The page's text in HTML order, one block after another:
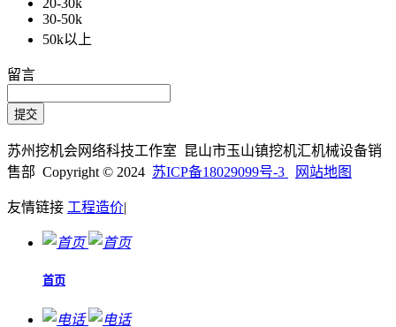
20-30k
30-50k
50k以上
留言
苏州挖机会网络科技工作室 昆山市玉山镇挖机汇机械设备销
售部 Copyright © 2024 苏ICP备18029099号-3 网站地图
友情链接 工程造价|
首页